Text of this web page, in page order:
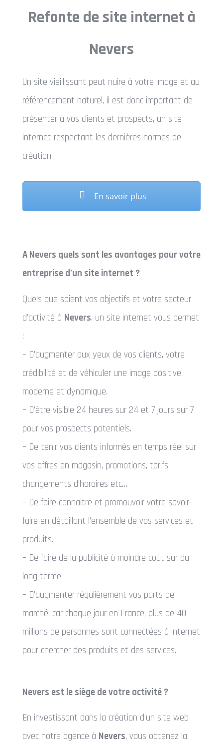
Refonte de site internet à
Nevers
Un site vieillissant peut nuire à votre image et au
référencement naturel, il est donc important de
présenter à vos clients et prospects, un site
internet respectant les dernières normes de
création.
En savoir plus
A Nevers quels sont les avantages pour votre
entreprise d’un site internet ?
Quels que soient vos objectifs et votre secteur
d’activité à Nevers, un site internet vous permet
:
– D’augmenter aux yeux de vos clients, votre
crédibilité et de véhiculer une image positive,
moderne et dynamique.
– D’être visible 24 heures sur 24 et 7 jours sur 7
pour vos prospects potentiels.
– De tenir vos clients informés en temps réel sur
vos offres en magasin, promotions, tarifs,
changements d’horaires etc…
– De faire connaitre et promouvoir votre savoir-
faire en détaillant l’ensemble de vos services et
produits.
– De faire de la publicité à moindre coût sur du
long terme.
– D’augmenter régulièrement vos parts de
marché, car chaque jour en France, plus de 40
millions de personnes sont connectées à internet
pour chercher des produits et des services.
Nevers est le siège de votre activité ?
En investissant dans la création d’un site web
avec notre agence à Nevers, vous obtenez la